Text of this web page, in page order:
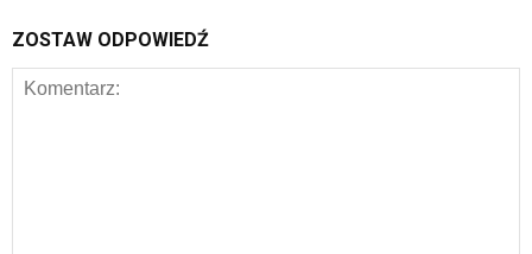
ZOSTAW ODPOWIEDŹ